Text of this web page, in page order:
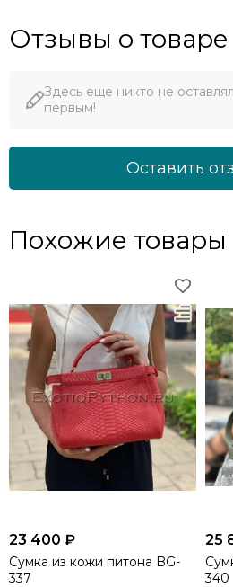
Отзывы о товаре
Здесь еще никто не
первым!
Оставить
Похожие товары
23 400 ₽
Сумка из кожи питона BG-
337
25
340